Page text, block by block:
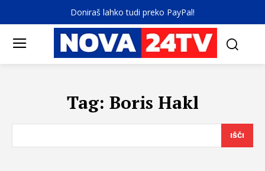
Doniraš lahko tudi preko PayPal!
Tag: Boris Hakl
IŠČI